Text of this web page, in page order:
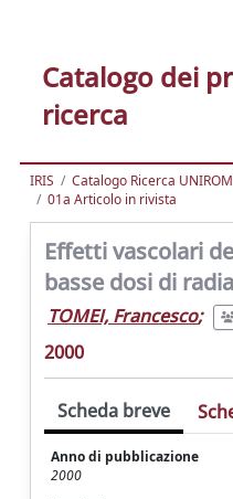
Catalogo dei
ricerca
IRIS Catalogo Ricerca
01a Articolo in rivista
Effetti vascolari
basse dosi di
TOMEI, Francesco;
2000
Scheda breve
Anno di pubblicazione
2000